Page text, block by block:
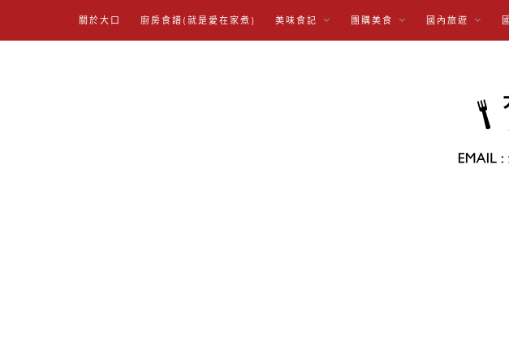
關於大口 廚房食譜(就是愛在家煮) 美味食記 團購美食 國內旅遊